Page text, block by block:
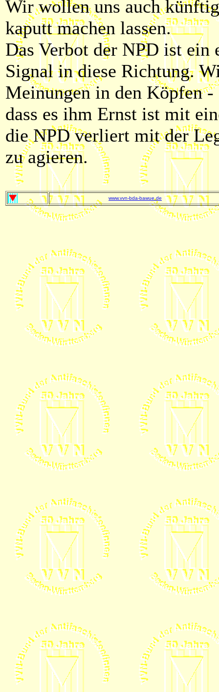
Wir wollen uns auch
kaputt machen lassen.
Das Verbot der NPD ist
Signal in diese Richtung.
Meinungen in den Köpfen -
dass es ihm Ernst ist mit
die NPD verliert mit der
zu agieren.
www.vvn-bda-bawue.de